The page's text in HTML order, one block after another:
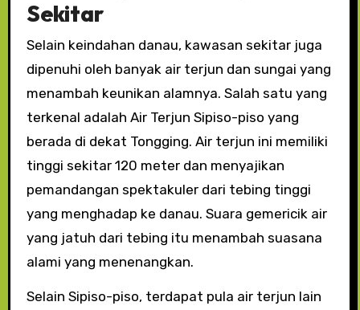
Sekitar
Selain keindahan danau, kawasan sekitar juga
dipenuhi oleh banyak air terjun dan sungai yang
menambah keunikan alamnya. Salah satu yang
terkenal adalah Air Terjun Sipiso-piso yang
berada di dekat Tongging. Air terjun ini memiliki
tinggi sekitar 120 meter dan menyajikan
pemandangan spektakuler dari tebing tinggi
yang menghadap ke danau. Suara gemericik air
yang jatuh dari tebing itu menambah suasana
alami yang menenangkan.
Selain Sipiso-piso, terdapat pula air terjun lain